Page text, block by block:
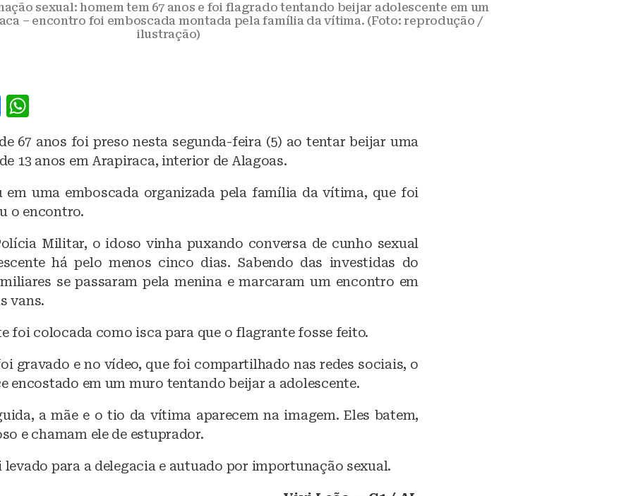
sexual: homem tem 67 anos e foi flagrado tentando beijar adolescente em um
– encontro foi emboscada montada pela família da vítima. (Foto: reprodução /
ilustração)
F
c
e
b
o
o
k
at
s
A
p
p
67 anos foi preso nesta segunda-feira (5) ao tentar beijar uma
13 anos em Arapiraca, interior de Alagoas.
em uma emboscada organizada pela família da vítima, que foi
o encontro.
Militar, o idoso vinha puxando conversa de cunho sexual
há pelo menos cinco dias. Sabendo das investidas do
se passaram pela menina e marcaram um encontro em
vans.
foi colocada como isca para que o flagrante fosse feito.
gravado e no vídeo, que foi compartilhado nas redes sociais, o
encostado em um muro tentando beijar a adolescente.
a mãe e o tio da vítima aparecem na imagem. Eles batem,
e chamam ele de estuprador.
levado para a delegacia e autuado por importunação sexual.